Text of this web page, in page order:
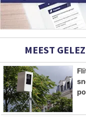
MEEST